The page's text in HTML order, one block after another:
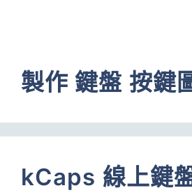
製作 鍵盤 按鍵
kCaps 線上鍵